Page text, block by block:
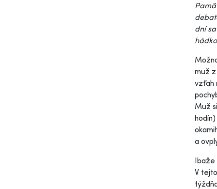
dní
muž
vzťah
Muž
a
Ibaže
V